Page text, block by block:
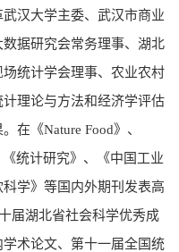
汉大学主委、武汉市商业
据研究会常务理事、湖北
统计学会理事、农业农村
理论与方法和经济学评估
在《Nature Food》、
《统计研究》、《中国工业
学》等国内外期刊发表高
届湖北省社会科学优秀成
术论文、第十一届全国统